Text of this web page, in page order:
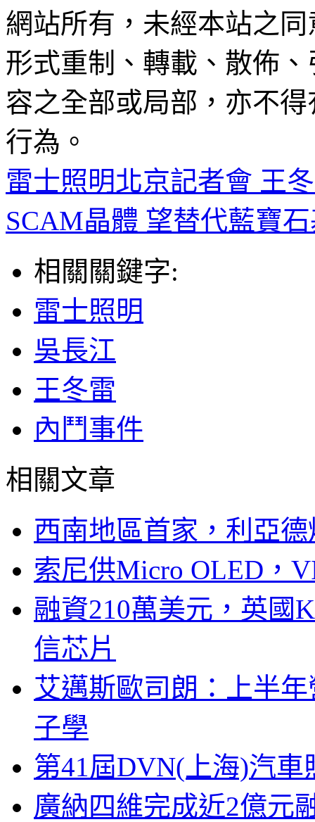
網站所有，未經本站之
形式重制、轉載、散佈
容之全部或局部，亦不
行為。
雷士照明北京記者會 王
SCAM晶體 望替代藍寶
相關關鍵字:
雷士照明
吳長江
王冬雷
內鬥事件
相關文章
西南地區首家，利亞
索尼供Micro OLED，
融資210萬美元，英國
信芯片
艾邁斯歐司朗：上半
子學
第41屆DVN(上海)汽
廣納四維完成近2億元